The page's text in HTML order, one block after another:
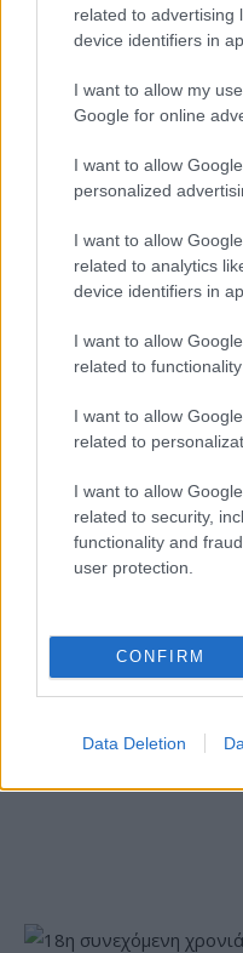
related to advertising
device identifiers in
I want to allow my
Google for online
I want to allow
personalized
I want to allow
related to analytics
device identifiers in
I want to allow
related to
I want to allow
related to
I want to allow
related to security,
functionality and
user protection.
CONFIRM
Data Deletion
Ταχύτερα και
ΑΑΔΕ για τα ανασφάλιστα
Μεσόγειο: Η κλιματική
κρίση παραλύει την
Νέο Audi A2 e-tron με
αποδοτικότητας
Η Chery επενδύει 75 εκατ.